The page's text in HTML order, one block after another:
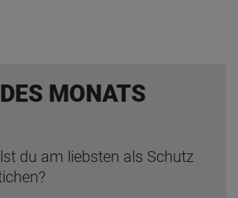
MONATS
du am liebsten als Schutz